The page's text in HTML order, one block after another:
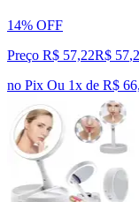
14% OFF
Preço R$ 57,22R$ 57,
no Pix Ou 1x de R$